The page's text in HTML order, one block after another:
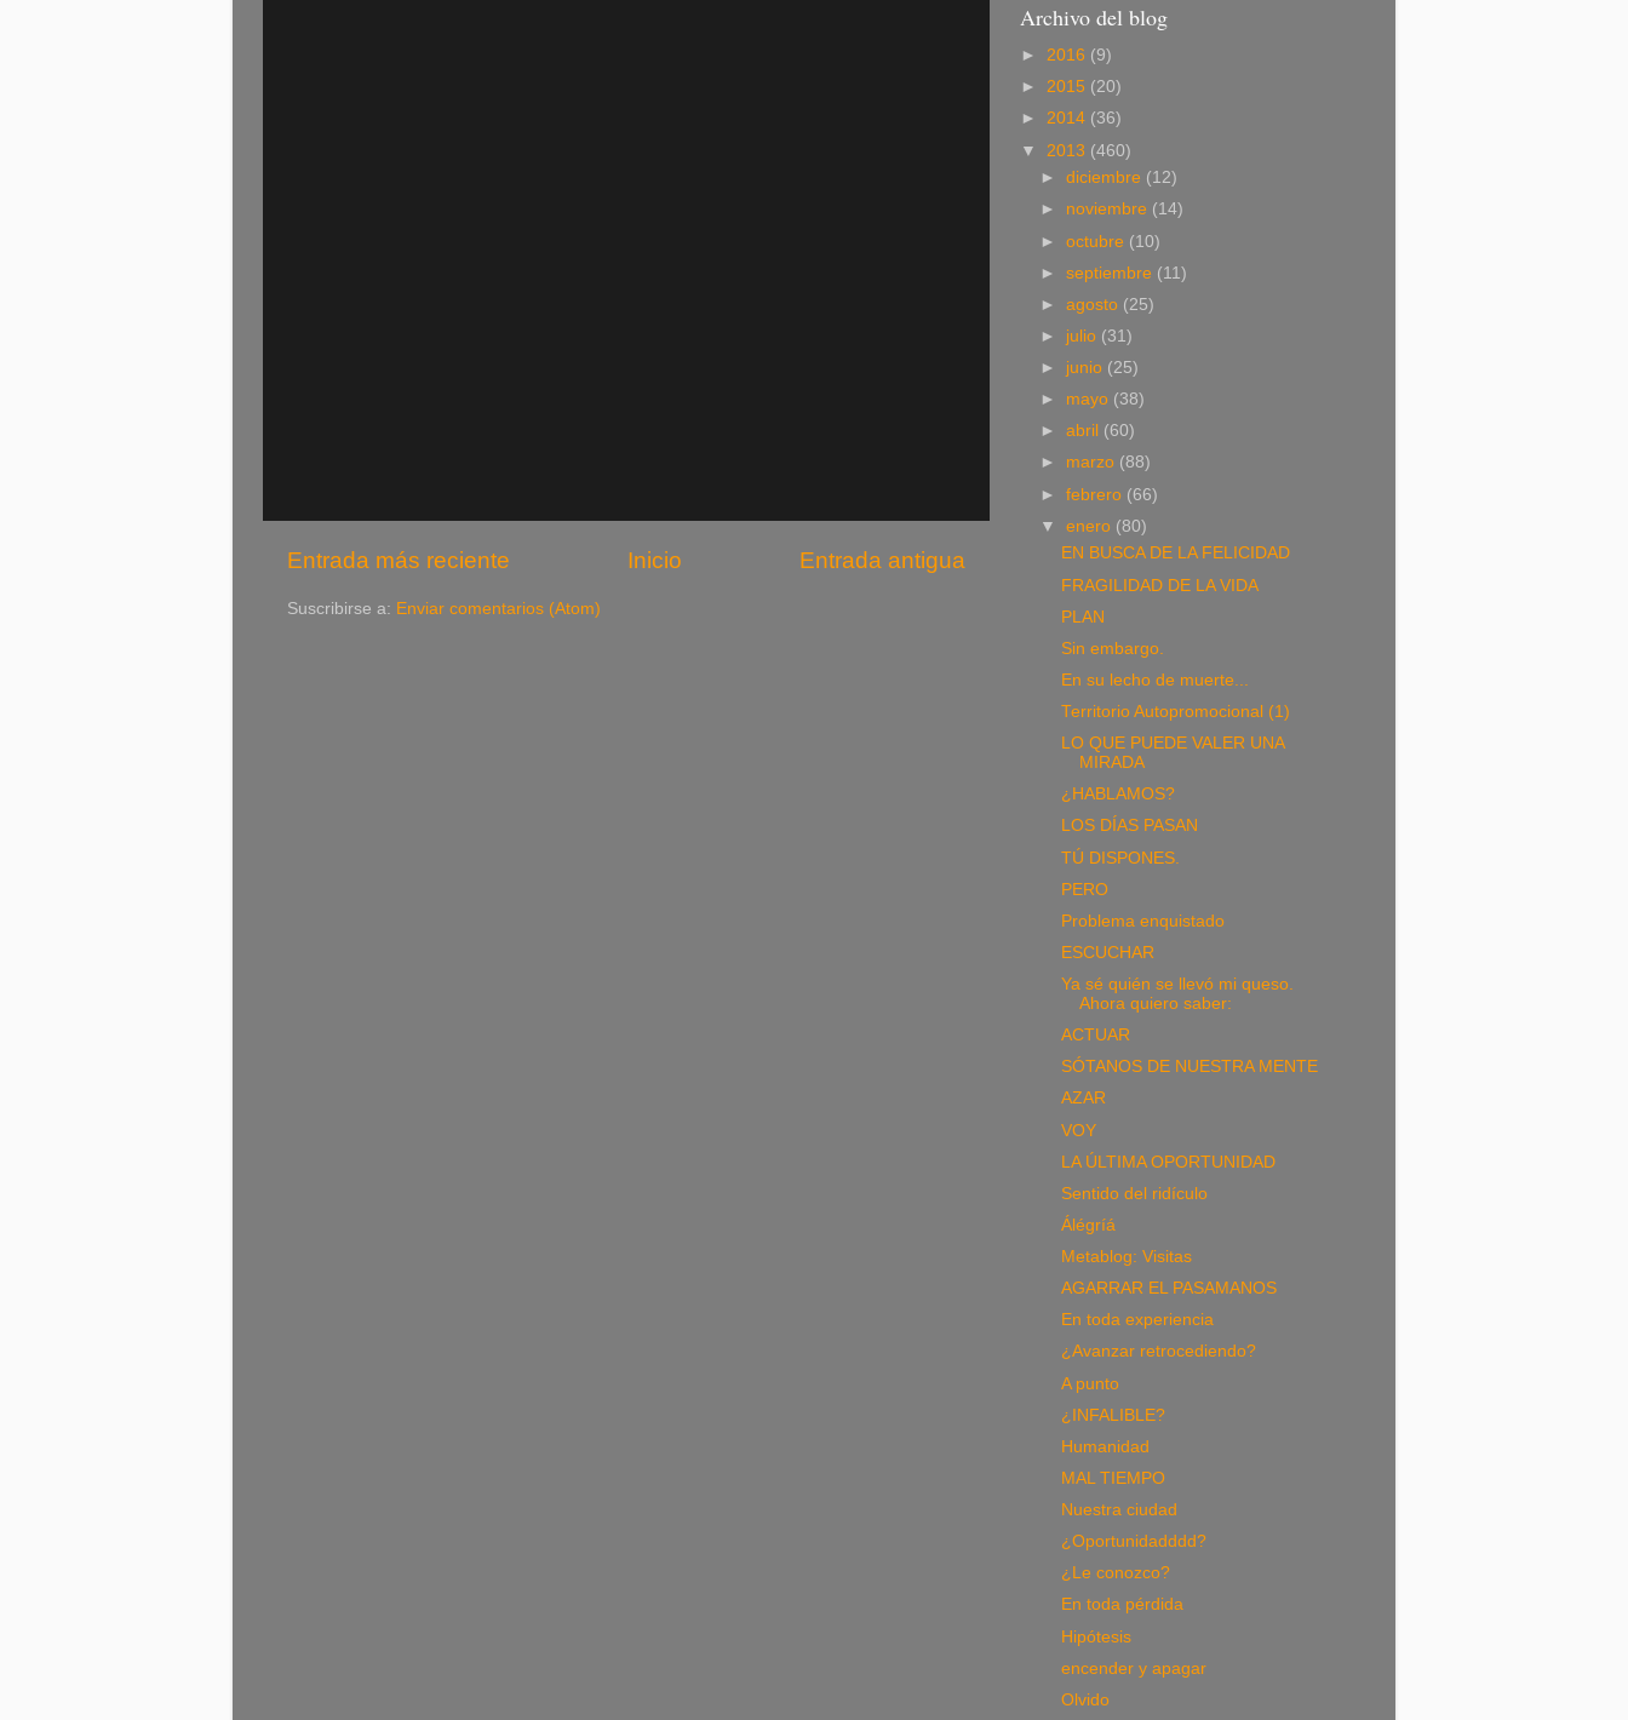
Entrada más reciente Entrada antigua
Inicio
Suscribirse a: Enviar comentarios (Atom)
Archivo del blog
► 2016 (9)
► 2015 (20)
► 2014 (36)
▼ 2013 (460)
►diciembre (12)
► noviembre (14)
►octubre (10)
►septiembre (11)
►agosto (25)
► julio (31)
► junio (25)
► mayo (38)
►abril (60)
► marzo (88)
►febrero (66)
▼enero (80)
EN BUSCA DE LA FELICIDAD
FRAGILIDAD DE LA VIDA
PLAN
Sin embargo.
En su lecho de muerte...
Territorio Autopromocional (1)
LO QUE PUEDE VALER UNA
MIRADA
¿HABLAMOS?
LOS DÍAS PASAN
TÚ DISPONES.
PERO
Problema enquistado
ESCUCHAR
Ya sé quién se llevó mi queso.
Ahora quiero saber:
ACTUAR
SÓTANOS DE NUESTRA MENTE
AZAR
VOY
LA ÚLTIMA OPORTUNIDAD
Sentido del ridículo
Álégríá
Metablog: Visitas
AGARRAR EL PASAMANOS
En toda experiencia
¿Avanzar retrocediendo?
A punto
¿INFALIBLE?
Humanidad
MAL TIEMPO
Nuestra ciudad
¿Oportunidadddd?
¿Le conozco?
En toda pérdida
Hipótesis
encender y apagar
Olvido